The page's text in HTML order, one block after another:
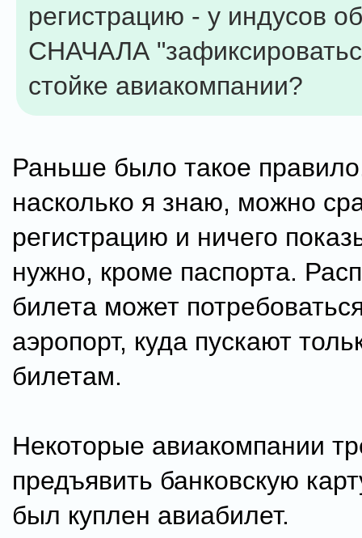
регистрацию - у индусов
СНАЧАЛА
стойке авиакомпании?
Раньше было такое
насколько я знаю, можно
регистрацию и ничего
нужно, кроме паспорта.
билета может
аэропорт, куда пускают
билетам.
Некоторые авиакомпании
предъявить банковскую
был куплен авиабилет.